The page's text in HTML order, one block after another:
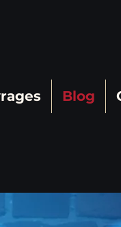
Blog